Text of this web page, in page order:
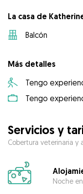
La casa de
Balcón
Más detalles
Tengo
Tengo
Servicios y
Cobertura veterinaria
Noche